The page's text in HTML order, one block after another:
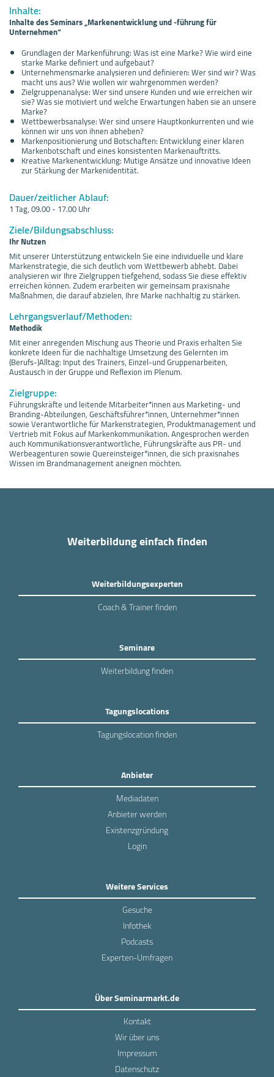
Inhalte:
Inhalte des Seminars „Markenentwicklung und -führung für
Unternehmen“
Grundlagen der Markenführung: Was ist eine Marke? Wie wird eine
starke Marke definiert und aufgebaut?
Unternehmensmarke analysieren und definieren: Wer sind wir? Was
macht uns aus? Wie wollen wir wahrgenommen werden?
Zielgruppenanalyse: Wer sind unsere Kunden und wie erreichen wir
sie? Was sie motiviert und welche Erwartungen haben sie an unsere
Marke?
Wettbewerbsanalyse: Wer sind unsere Hauptkonkurrenten und wie
können wir uns von ihnen abheben?
Markenpositionierung und Botschaften: Entwicklung einer klaren
Markenbotschaft und eines konsistenten Markenauftritts.
Kreative Markenentwicklung: Mutige Ansätze und innovative Ideen
zur Stärkung der Markenidentität.
Dauer/zeitlicher Ablauf:
1 Tag, 09.00 - 17.00 Uhr
Ziele/Bildungsabschluss:
Ihr Nutzen
Mit unserer Unterstützung entwickeln Sie eine individuelle und klare
Markenstrategie, die sich deutlich vom Wettbewerb abhebt. Dabei
analysieren wir Ihre Zielgruppen tiefgehend, sodass Sie diese effektiv
erreichen können. Zudem erarbeiten wir gemeinsam praxisnahe
Maßnahmen, die darauf abzielen, Ihre Marke nachhaltig zu stärken.
Lehrgangsverlauf/Methoden:
Methodik
Mit einer anregenden Mischung aus Theorie und Praxis erhalten Sie
konkrete Ideen für die nachhaltige Umsetzung des Gelernten im
(Berufs-)Alltag: Input des Trainers, Einzel-und Gruppenarbeiten,
Austausch in der Gruppe und Reflexion im Plenum.
Zielgruppe:
Führungskräfte und leitende Mitarbeiter*innen aus Marketing- und
Branding-Abteilungen, Geschäftsführer*innen, Unternehmer*innen
sowie Verantwortliche für Markenstrategien, Produktmanagement und
Vertrieb mit Fokus auf Markenkommunikation. Angesprochen werden
auch Kommunikationsverantwortliche, Führungskräfte aus PR- und
Werbeagenturen sowie Quereinsteiger*innen, die sich praxisnahes
Wissen im Brandmanagement aneignen möchten.
Weiterbildung einfach finden
Weiterbildungsexperten
Coach & Trainer finden
Seminare
Weiterbildung finden
Tagungslocations
Tagungslocation finden
Anbieter
Mediadaten
Anbieter werden
Existenzgründung
Login
Weitere Services
Gesuche
Infothek
Podcasts
Experten-Umfragen
Über Seminarmarkt.de
Kontakt
Wir über uns
Impressum
Datenschutz